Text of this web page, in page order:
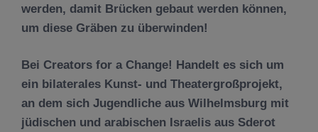
werden, damit Brücken gebaut werden können,
um diese Gräben zu überwinden!
Bei Creators for a Change! Handelt es sich um
ein bilaterales Kunst- und Theatergroßprojekt,
an dem sich Jugendliche aus Wilhelmsburg mit
jüdischen und arabischen Israelis aus Sderot